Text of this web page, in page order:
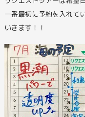
一番最初に予約を入れて
いきます！！